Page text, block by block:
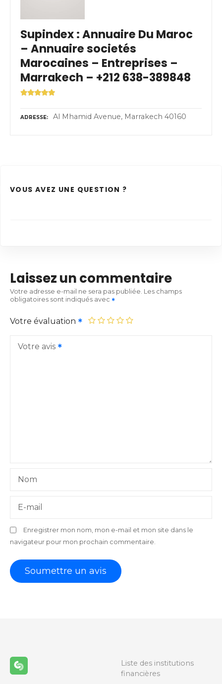
Supindex : Annuaire Du Maroc
– Annuaire societés
Marocaines – Entreprises –
Marrakech – +212 638-389848
ADRESSE Al Mhamid Avenue, Marrakech 40160
VOUS AVEZ UNE QUESTION ?
Laissez un commentaire
Votre adresse e-mail ne sera pas publiée. Les champs
obligatoires sont indiqués avec
Votre évaluation
Votre avis
Nom
E-mail
Enregistrer mon nom, mon e-mail et mon site dans le
navigateur pour mon prochain commentaire.
Liste des institutions
financières